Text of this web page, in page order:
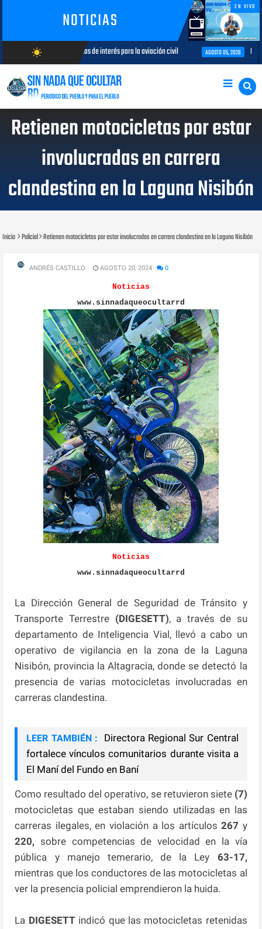
NOTICIAS
EN VIVO
wb_sunny
AGOSTO/7/2026
analizan temas de interés para la aviación civil AGOSTO 05, 2026 Más de 7,7
Retienen motocicletas por estar
involucradas en carrera
clandestina en la Laguna Nisibón
Inicio Policial Retienen motocicletas por estar involucradas en carrera clandestina en la Laguna Nisibón
ANDRÉS CASTILLO AGOSTO 20, 2024 0
Noticias
www.sinnadaqueocultarrd
Noticias
www.sinnadaqueocultarrd
La Dirección General de Seguridad de Tránsito y
Transporte Terrestre (DIGESETT), a través de su
departamento de Inteligencia Vial, llevó a cabo un
operativo de vigilancia en la zona de la Laguna
Nisibón, provincia la Altagracia, donde se detectó la
presencia de varias motocicletas involucradas en
carreras clandestina.
LEER TAMBIÉN :
Directora Regional Sur Central
fortalece vínculos comunitarios durante visita a
El Maní del Fundo en Baní
Como resultado del operativo, se retuvieron siete (7)
motocicletas que estaban siendo utilizadas en las
carreras ilegales, en violación a los artículos267 y
220, sobre competencias de velocidad en la vía
pública y manejo temerario, de la Ley 63-17,
mientras que los conductores de las motocicletas al
ver la presencia policial emprendieron la huida.
La DIGESETTindicó que las motocicletas retenidas